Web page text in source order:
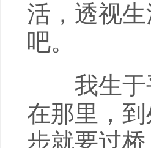
活，透视
吧。
我生于平
在那里，
步就要过